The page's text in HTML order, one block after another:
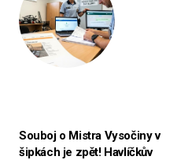
Souboj o Mistra Vysočiny v
šipkách je zpět! Havlíčkův